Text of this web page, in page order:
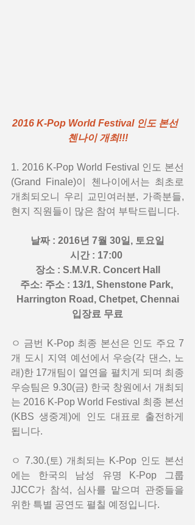
2016 K-Pop World Festival 인도 본선
첸나이 개최!!!
1. 2016 K-Pop World Festival 인도 본선
(Grand Finale)이 첸나이에서는 최초로
개최되오니 우리 교민여러분, 가족분들,
현지 직원들이 많은 참여 부탁드립니다.
날짜 : 2016년 7월 30일, 토요일
시간 : 17:00
장소 : S.M.V.R. Concert Hall
주소: 주소 : 13/1, Shenstone Park,
Harrington Road, Chetpet, Chennai
입장료 무료
ㅇ 금번 K-Pop 최종 본선은 인도 주요 7
개 도시 지역 예선에서 우승(각 댄스, 노
래)한 17개팀이 열연을 펼치게 되며 최종
우승팀은 9.30(금) 한국 창원에서 개최되
는 2016 K-Pop World Festival 최종 본선
(KBS 생중계)에 인도 대표로 출전하게
됩니다.
ㅇ 7.30.(토) 개최되는 K-Pop 인도 본선
에는 한국의 남성 유명 K-Pop 그룹
JJCC가 참석, 심사를 맡으며 관중들을
위한 특별 공연도 펼칠 예정입니다.